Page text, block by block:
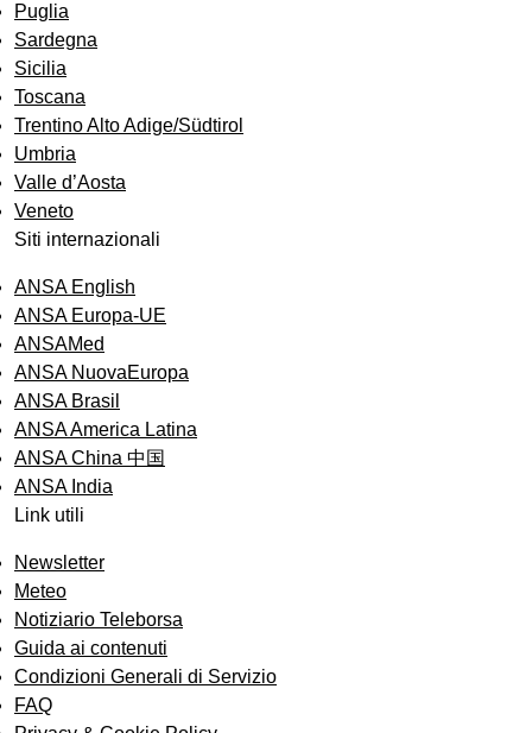
Puglia
Sardegna
Sicilia
Toscana
Trentino Alto Adige/Südtirol
Umbria
Valle d’Aosta
Veneto
Siti internazionali
ANSA English
ANSA Europa-UE
ANSAMed
ANSA NuovaEuropa
ANSA Brasil
ANSA America Latina
ANSA China 中国
ANSA India
Link utili
Newsletter
Meteo
Notiziario Teleborsa
Guida ai contenuti
Condizioni Generali di Servizio
FAQ